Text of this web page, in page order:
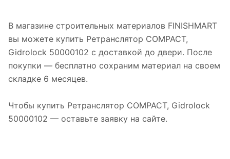
В магазине строительных материалов FINISHMART
вы можете купить Ретранслятор COMPACT,
Gidrolock 50000102 с доставкой до двери. После
покупки — бесплатно сохраним материал на своем
складке 6 месяцев.
Чтобы купить Ретранслятор COMPACT, Gidrolock
50000102 — оставьте заявку на сайте.